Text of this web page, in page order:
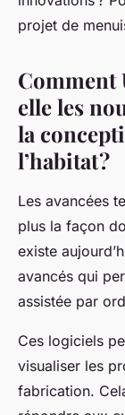
projet de
elle les
la
l’habitat ?
Les avancées
plus la façon
existe
avancés qui
assistée par
Ces logiciels
visualiser les
fabrication.